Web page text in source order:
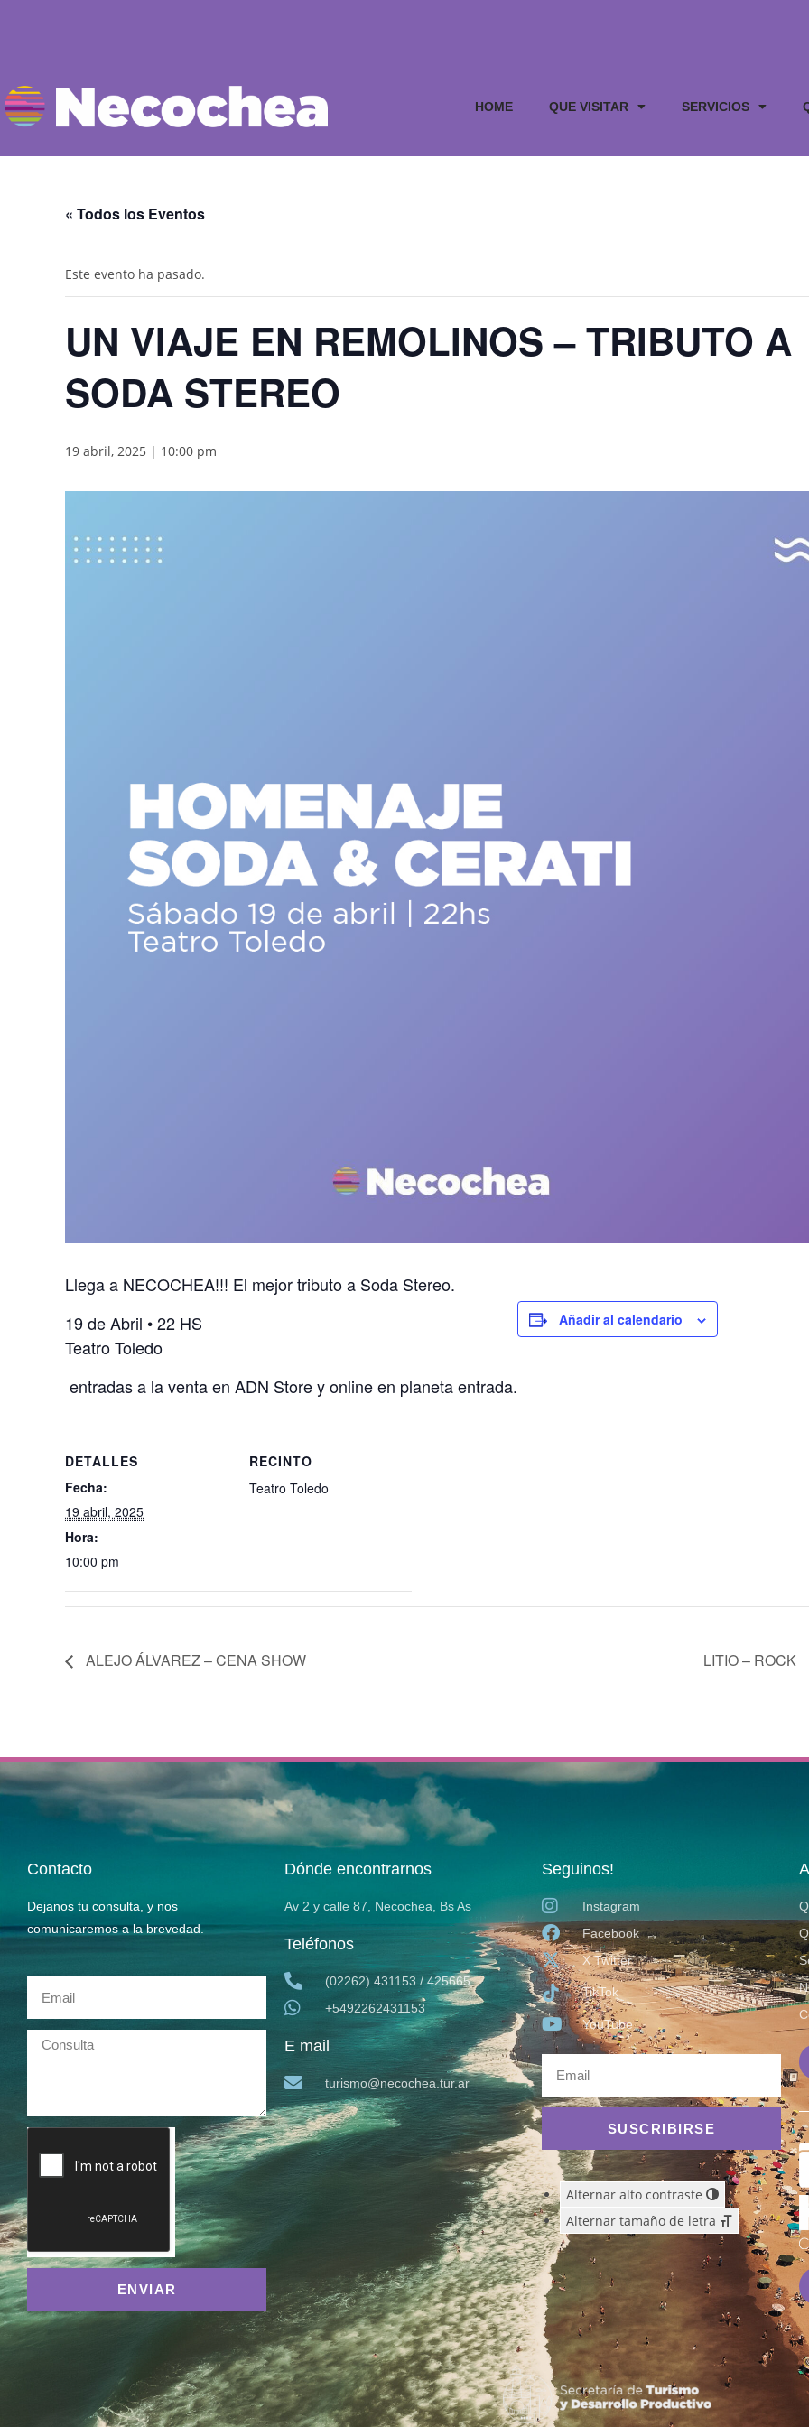
HOME QUE VISITAR SERVICIOS
« Todos los Eventos
Este evento ha pasado.
UN VIAJE EN REMOLINOS – TRIBUTO A
SODA STEREO
19 abril, 2025 | 10:00 pm
Llega a NECOCHEA!!! El mejor tributo a Soda Stereo.
19 de Abril • 22 HS
Teatro Toledo
️ entradas a la venta en ADN Store y online en planeta entrada.
Añadir al calendario
DETALLES
Fecha:
19 abril, 2025
Hora:
10:00 pm
RECINTO
Teatro Toledo
ALEJO ÁLVAREZ – CENA SHOW LITIO – ROCK
Contacto
Dejanos tu consulta, y nos
comunicaremos a la brevedad.
ENVIAR
Dónde encontrarnos
Av 2 y calle 87, Necochea, Bs As
Teléfonos
(02262) 431153 / 425665
+5492262431153
E mail
turismo@necochea.tur.ar
Seguinos!
Instagram
Facebook
X Twitter
TikTok
YouTube
SUSCRIBIRSE
Alternar alto contraste
Alternar tamaño de letra